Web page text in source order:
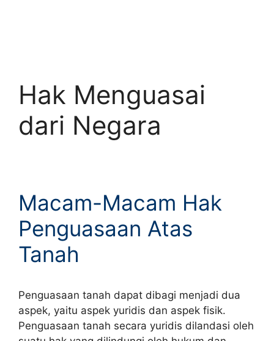
Hak Menguasai
dari Negara
Macam-Macam Hak
Penguasaan Atas
Tanah
Penguasaan tanah dapat dibagi menjadi dua
aspek, yaitu aspek yuridis dan aspek fisik.
Penguasaan tanah secara yuridis dilandasi oleh